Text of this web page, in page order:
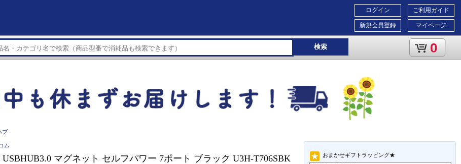
ご利用ガイド
マイページ
ログイン
新規会員登録
検索 0
ブ
おまかせギフトラッピング★
ム
USBHUB3.0 マグネット セルフパワー 7ポート ブラック U3H-T706SBK